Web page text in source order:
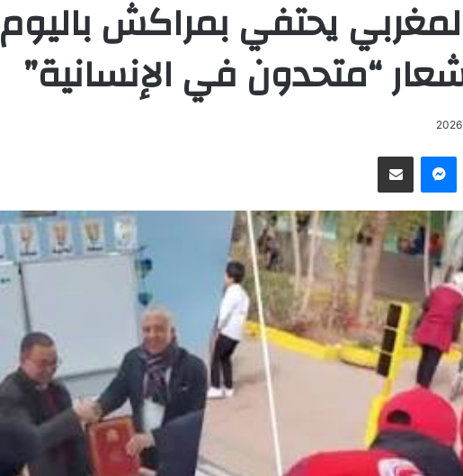
يحتفي بمراكش باليوم
“متحدون في الإنسانية”
Messengerانشر عبر البريد الإلكتروني